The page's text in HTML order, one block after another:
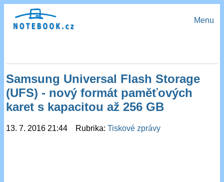
Menu
Samsung Universal Flash Storage
(UFS) - nový formát paměťových
karet s kapacitou až 256 GB
13. 7. 2016 21:44 Rubrika:Tiskové zprávy